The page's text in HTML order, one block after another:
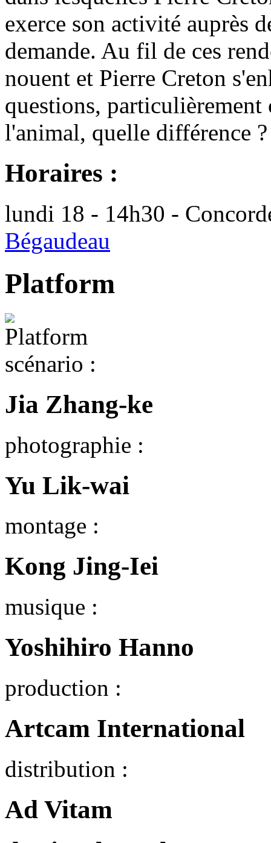
exerce son activité auprès
demande. Au fil de ces
nouent et Pierre Creton
questions,
l'animal, quelle différence ?
Horaires :
lundi 18 - 14h30 -
Bégaudeau
Platform
scénario :
Jia Zhang-ke
photographie :
Yu Lik-wai
montage :
Kong Jing-Iei
musique :
Yoshihiro Hanno
production :
Artcam International
distribution :
Ad Vitam